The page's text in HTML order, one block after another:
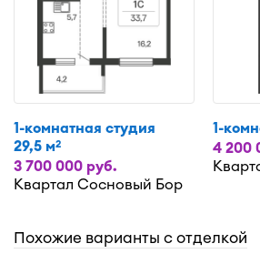
1-комнатная студия
29,5 м2
3 700 000 руб.
Квартал Сосновый Бор
1-
4 200
Похожие варианты с отделкой